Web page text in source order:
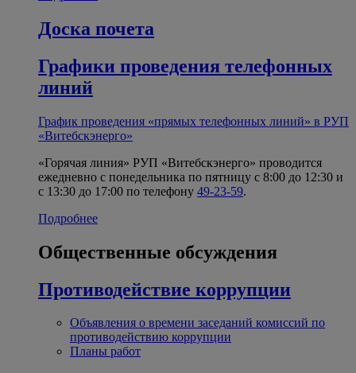
Доска почета
Графики проведения телефонных
линий
График проведения «прямых телефонных линий» в РУП
«Витебскэнерго»
«Горячая линия» РУП «Витебскэнерго» проводится
ежедневно с понедельника по пятницу с 8:00 до 12:30 и
с 13:30 до 17:00 по телефону 49-23-59.
Подробнее
Общественные обсуждения
Противодействие коррупции
Объявления о времени заседаний комиссий по
противодействию коррупции
Планы работ